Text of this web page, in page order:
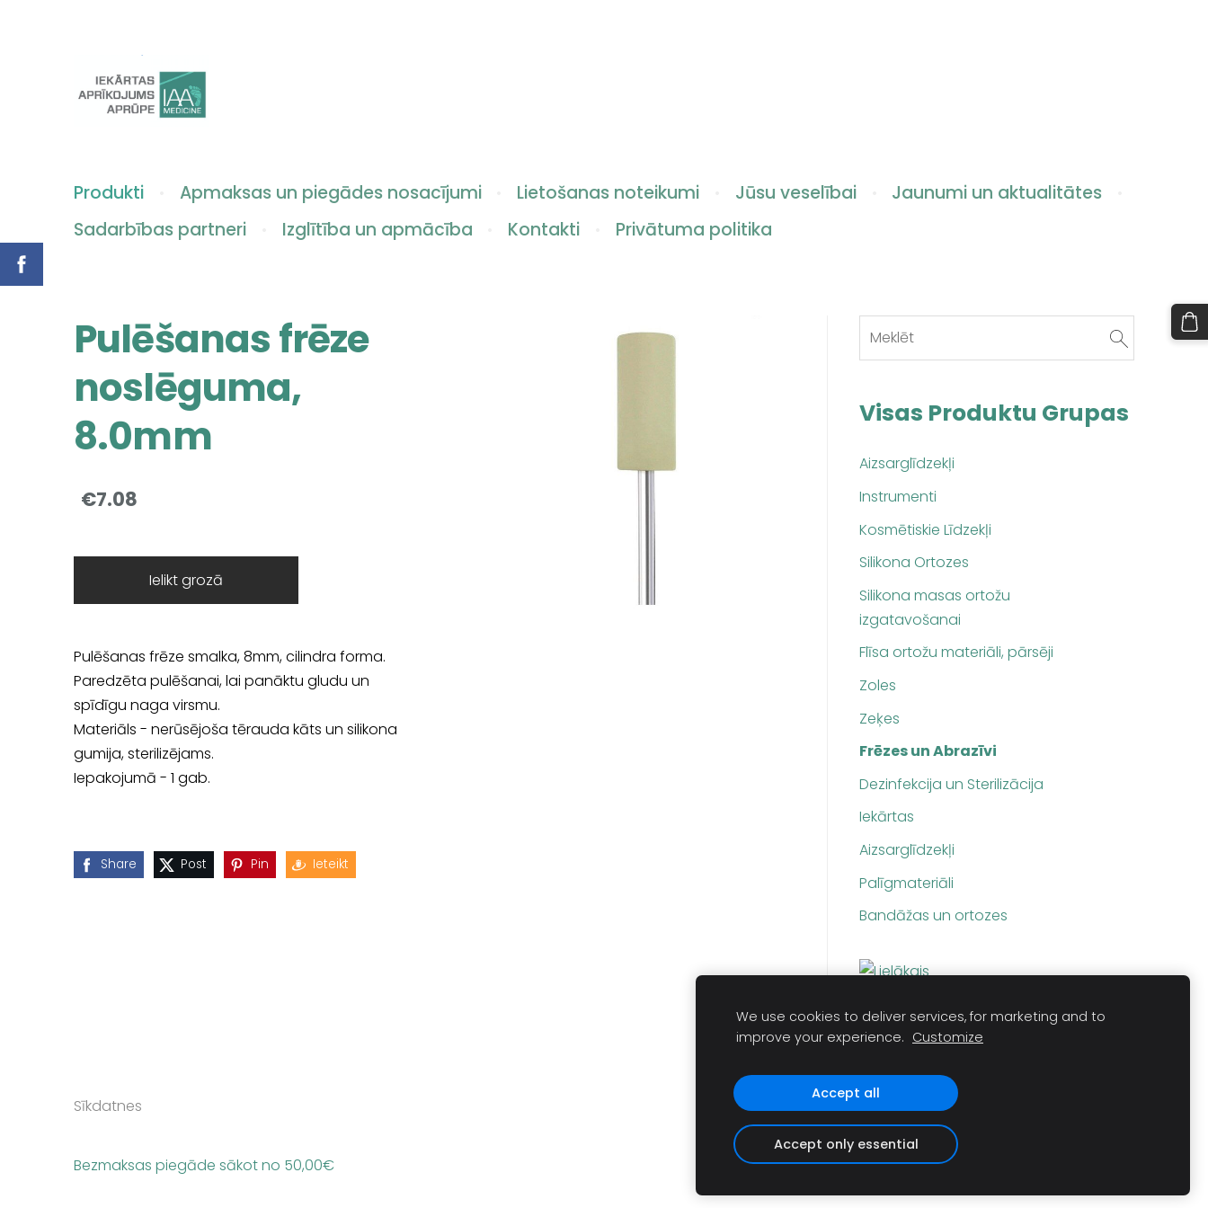
Produkti Apmaksas un piegādes nosacījumi Lietošanas noteikumi Jūsu veselībai
Jaunumi un aktualitātes
Sadarbības partneri
Izglītība un apmācība Kontakti Privātuma politika
Visas Produktu Grupas
Aizsarglīdzekļi
Instrumenti
Kosmētiskie Līdzekļi
Silikona Ortozes
Silikona masas ortožu
izgatavošanai
Flīsa ortožu materiāli, pārsēji
Zoles
Zeķes
Frēzes un Abrazīvi
Dezinfekcija un Sterilizācija
Iekārtas
Aizsarglīdzekļi
Palīgmateriāli
Bandāžas un ortozes
Pulēšanas frēze
noslēguma,
8.0mm
€7.08
Ielikt grozā
Pulēšanas frēze smalka, 8mm, cilindra forma.
Paredzēta pulēšanai, lai panāktu gludu un
spīdīgu naga virsmu.
Materiāls - nerūsējoša tērauda kāts un silikona
gumija, sterilizējams.
Iepakojumā - 1 gab.
Share Post Pin Ieteikt
Sīkdatnes
Bezmaksas piegāde sākot no 50,00€
We use cookies to deliver services, for marketing and to
improve your experience. Customize
Accept all
Accept only essential